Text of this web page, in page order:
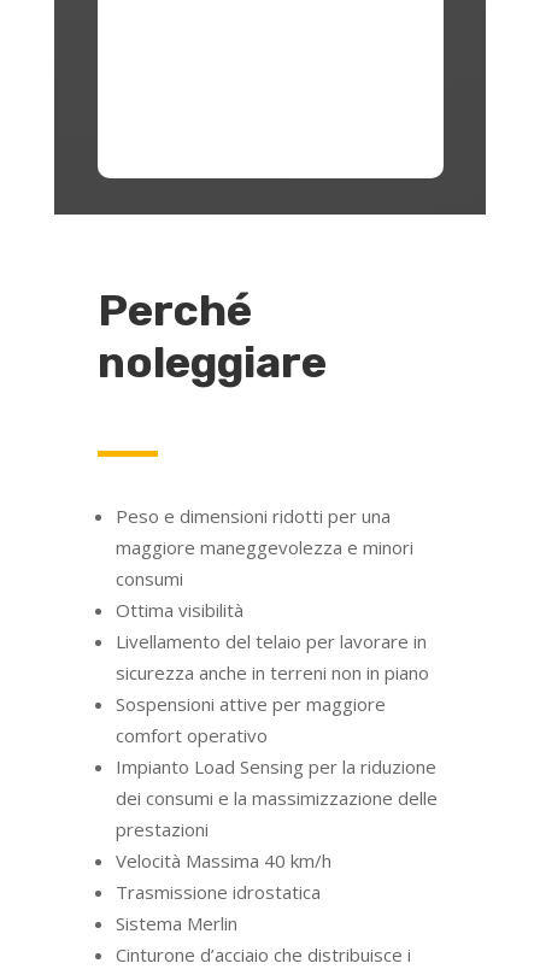
Perché
noleggiare
Peso e dimensioni ridotti per una
maggiore maneggevolezza e minori
consumi
Ottima visibilità
Livellamento del telaio per lavorare in
sicurezza anche in terreni non in piano
Sospensioni attive per maggiore
comfort operativo
Impianto Load Sensing per la riduzione
dei consumi e la massimizzazione delle
prestazioni
Velocità Massima 40 km/h
Trasmissione idrostatica
Sistema Merlin
Cinturone d’acciaio che distribuisce i